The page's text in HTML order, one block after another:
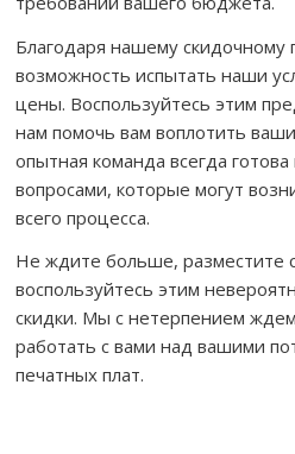
Благодаря нашему
возможность испытать наши
цены. Воспользуйтесь этим
нам помочь вам воплотить
опытная команда всегда
вопросами, которые могут
всего процесса.
Не ждите больше, разместите
воспользуйтесь этим
скидки. Мы с нетерпением
работать с вами над вашими
печатных плат.